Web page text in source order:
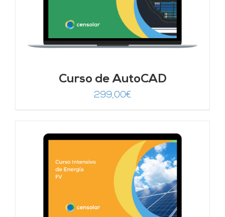
Curso de AutoCAD
299,00€